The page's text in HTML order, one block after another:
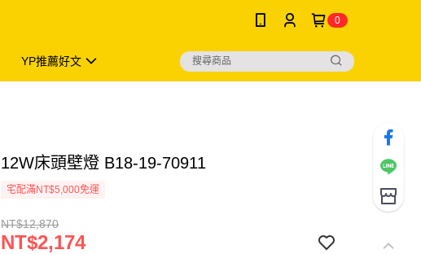
0
YP推薦好文
12W床頭壁燈 B18-19-70911
宅配滿NT$5,000免運
NT$12,870
NT$2,174